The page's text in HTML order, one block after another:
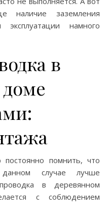
наличие заземления
намного
в
помнить, что
случае лучше
в деревянном
с соблюдением